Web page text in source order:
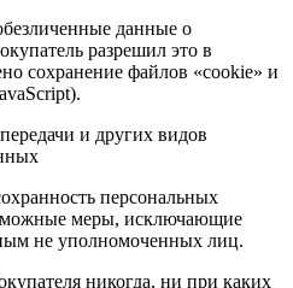
данные о
разрешил это в
сохранение файлов «cookie» и
и других видов
персональных
меры, исключающие
не уполномоченных лиц.
никогда, ни при каких